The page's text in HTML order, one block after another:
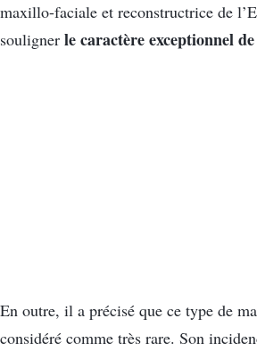
maxillo-faciale et reconstructrice de
souligner le caractère exceptionnel
En outre, il a précisé que ce type de
considéré comme très rare. Son